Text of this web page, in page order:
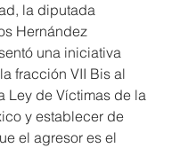
la diputada
Hernández
una iniciativa
fracción VII Bis al
Ley de Víctimas de la
y establecer de
el agresor es el